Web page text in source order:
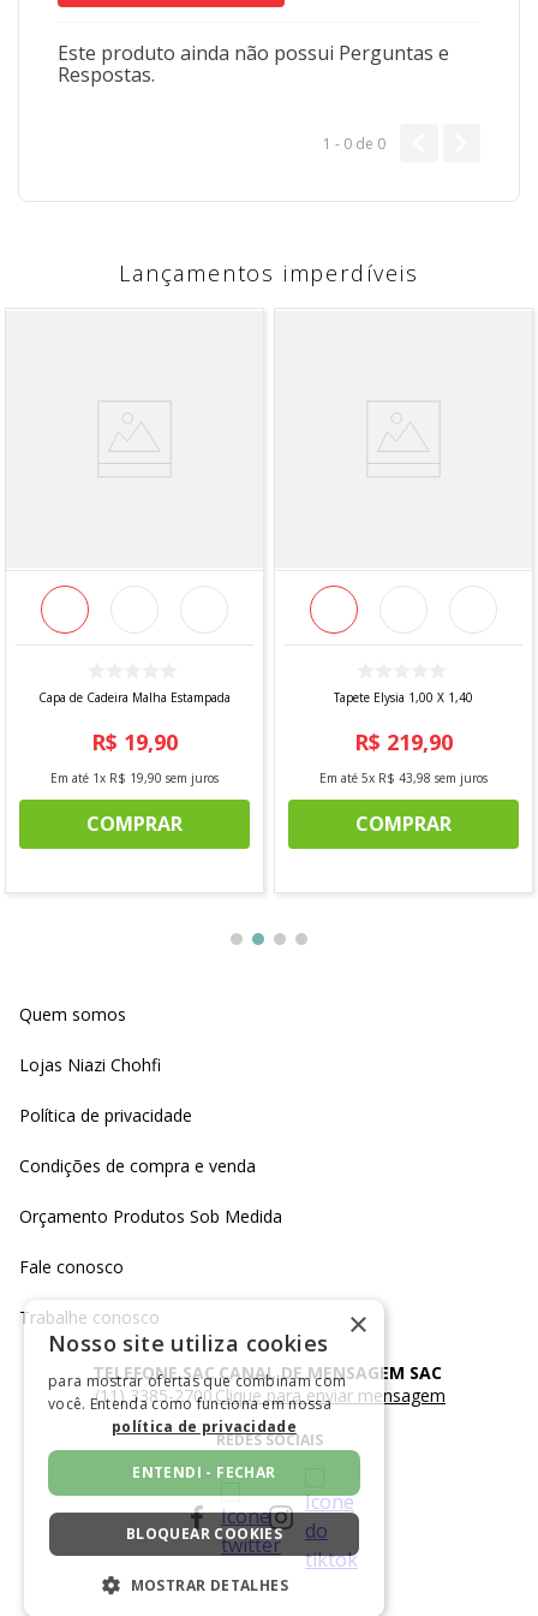
conforme lote ou configuração da tela
Imagens meramente ilustrativas
Este produto ainda não possui Perguntas e
Respostas.
1 - 0 de 0
Lançamentos imperdíveis
Capa de Cadeira Malha Estampada
R$ 19,90
Em até 1x R$ 19,90 sem juros
COMPRAR
Tapete Elysia 1,00 X 1,40
R$ 219,90
Em até 5x R$ 43,98 sem juros
COMPRAR
Quem somos
Lojas Niazi Chohfi
Política de privacidade
Condições de compra e venda
Orçamento Produtos Sob Medida
Fale conosco
Trabalhe conosco
TELEFONE SAC
(11) 3385-2700
CANAL DE MENSAGEM SAC
Clique para enviar mensagem
REDES SOCIAIS
×
Nosso site utiliza cookies
para mostrar ofertas que combinam com
você. Entenda como funciona em nossa
política de privacidade
ENTENDI - FECHAR
BLOQUEAR COOKIES
MOSTRAR DETALHES